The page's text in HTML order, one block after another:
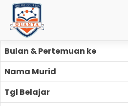
Bulan & Pertemuan ke
Nama Murid
Tgl Belajar